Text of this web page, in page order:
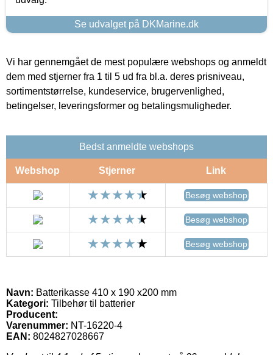
Se udvalget på DKMarine.dk
Vi har gennemgået de mest populære webshops og anmeldt
dem med stjerner fra 1 til 5 ud fra bl.a. deres prisniveau,
sortimentstørrelse, kundeservice, brugervenlighed,
betingelser, leveringsformer og betalingsmuligheder.
Bedst anmeldte webshops
Webshop Stjerner Link
Besøg webshop
Besøg webshop
Besøg webshop
Navn: Batterikasse 410 x 190 x200 mm
Kategori: Tilbehør til batterier
Producent:
Varenummer: NT-16220-4
EAN: 8024827028667